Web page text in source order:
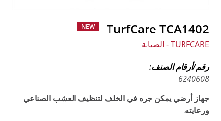
TurfCare TCA1402
NEW
TURFCARE - الصيانة
رقم/أرقام الصنف:
6240608
جهاز أرضي يمكن جره في الخلف لتنظيف العشب الصناعي
ورعايته.